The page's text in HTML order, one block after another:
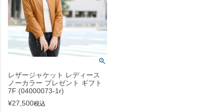
レザージャケット レディース
ノーカラー プレゼント ギフト
7F (04000073-1r)
¥27,500税込